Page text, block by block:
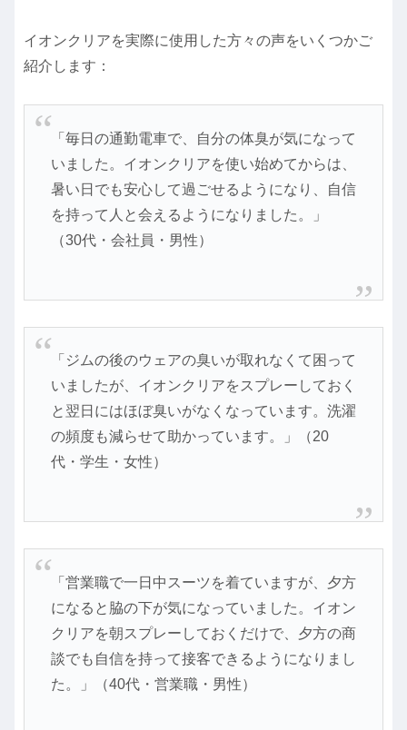
イオンクリアを実際に使用した方々の声をいくつかご
紹介します：
「毎日の通勤電車で、自分の体臭が気になって
いました。イオンクリアを使い始めてからは、
暑い日でも安心して過ごせるようになり、自信
を持って人と会えるようになりました。」
（30代・会社員・男性）
「ジムの後のウェアの臭いが取れなくて困って
いましたが、イオンクリアをスプレーしておく
と翌日にはほぼ臭いがなくなっています。洗濯
の頻度も減らせて助かっています。」（20
代・学生・女性）
「営業職で一日中スーツを着ていますが、夕方
になると脇の下が気になっていました。イオン
クリアを朝スプレーしておくだけで、夕方の商
談でも自信を持って接客できるようになりまし
た。」（40代・営業職・男性）